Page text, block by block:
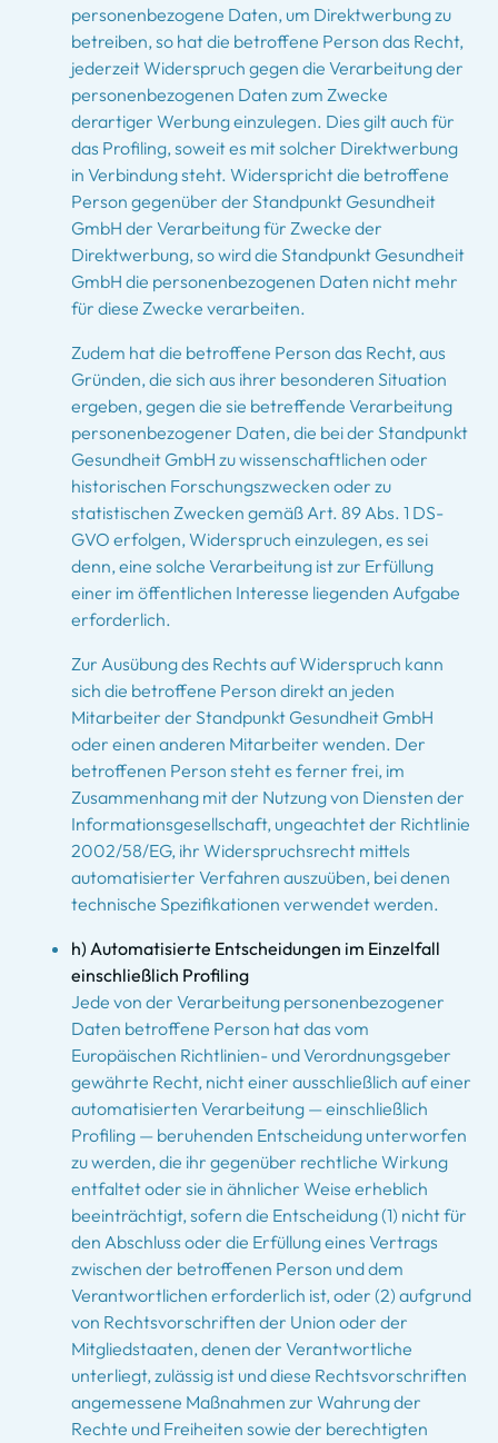
personenbezogene Daten, um Direktwerbung zu
betreiben, so hat die betroffene Person das Recht,
jederzeit Widerspruch gegen die Verarbeitung der
personenbezogenen Daten zum Zwecke
derartiger Werbung einzulegen. Dies gilt auch für
das Profiling, soweit es mit solcher Direktwerbung
in Verbindung steht. Widerspricht die betroffene
Person gegenüber der Standpunkt Gesundheit
GmbH der Verarbeitung für Zwecke der
Direktwerbung, so wird die Standpunkt Gesundheit
GmbH die personenbezogenen Daten nicht mehr
für diese Zwecke verarbeiten.
Zudem hat die betroffene Person das Recht, aus
Gründen, die sich aus ihrer besonderen Situation
ergeben, gegen die sie betreffende Verarbeitung
personenbezogener Daten, die bei der Standpunkt
Gesundheit GmbH zu wissenschaftlichen oder
historischen Forschungszwecken oder zu
statistischen Zwecken gemäß Art. 89 Abs. 1 DS-
GVO erfolgen, Widerspruch einzulegen, es sei
denn, eine solche Verarbeitung ist zur Erfüllung
einer im öffentlichen Interesse liegenden Aufgabe
erforderlich.
Zur Ausübung des Rechts auf Widerspruch kann
sich die betroffene Person direkt an jeden
Mitarbeiter der Standpunkt Gesundheit GmbH
oder einen anderen Mitarbeiter wenden. Der
betroffenen Person steht es ferner frei, im
Zusammenhang mit der Nutzung von Diensten der
Informationsgesellschaft, ungeachtet der Richtlinie
2002/58/EG, ihr Widerspruchsrecht mittels
automatisierter Verfahren auszuüben, bei denen
technische Spezifikationen verwendet werden.
h) Automatisierte Entscheidungen im Einzelfall
einschließlich Profiling
Jede von der Verarbeitung personenbezogener
Daten betroffene Person hat das vom
Europäischen Richtlinien- und Verordnungsgeber
gewährte Recht, nicht einer ausschließlich auf einer
automatisierten Verarbeitung — einschließlich
Profiling — beruhenden Entscheidung unterworfen
zu werden, die ihr gegenüber rechtliche Wirkung
entfaltet oder sie in ähnlicher Weise erheblich
beeinträchtigt, sofern die Entscheidung (1) nicht für
den Abschluss oder die Erfüllung eines Vertrags
zwischen der betroffenen Person und dem
Verantwortlichen erforderlich ist, oder (2) aufgrund
von Rechtsvorschriften der Union oder der
Mitgliedstaaten, denen der Verantwortliche
unterliegt, zulässig ist und diese Rechtsvorschriften
angemessene Maßnahmen zur Wahrung der
Rechte und Freiheiten sowie der berechtigten